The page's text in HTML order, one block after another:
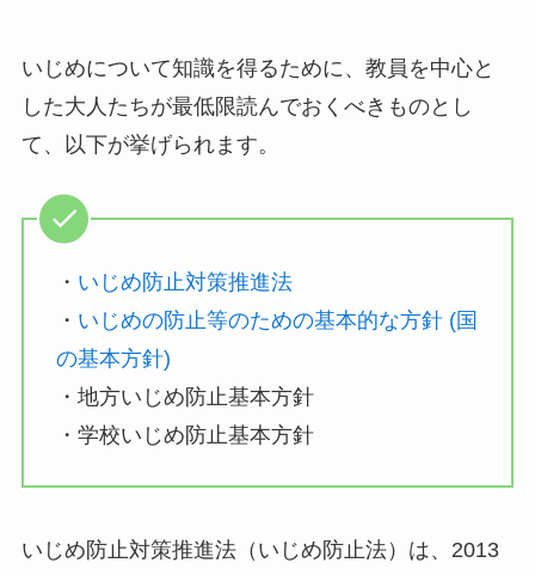
いじめについて知識を得るために、教員を中心と
した大人たちが最低限読んでおくべきものとし
て、以下が挙げられます。
・ いじめ防止対策推進法
・ いじめの防止等のための基本的な方針 (国
の基本方針)
・地方いじめ防止基本方針
・学校いじめ防止基本方針
いじめ防止対策推進法（いじめ防止法）は、2013